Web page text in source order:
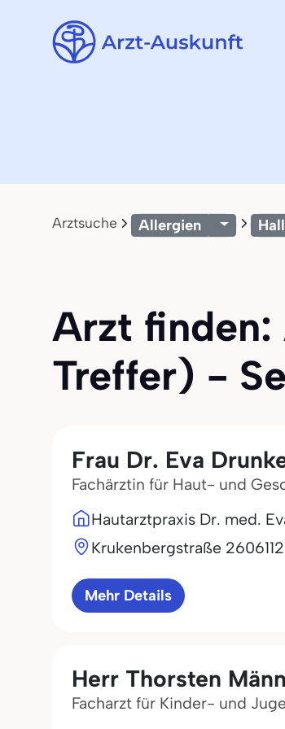
Arztsuche Allergien
Arzt finden:
Treffer) -
Frau Dr. Eva
Fachärztin für Haut- und
Hautarztpraxis Dr. med.
Krukenbergstraße 2606112
Mehr Details
Herr Thorsten
Facharzt für Kinder- und